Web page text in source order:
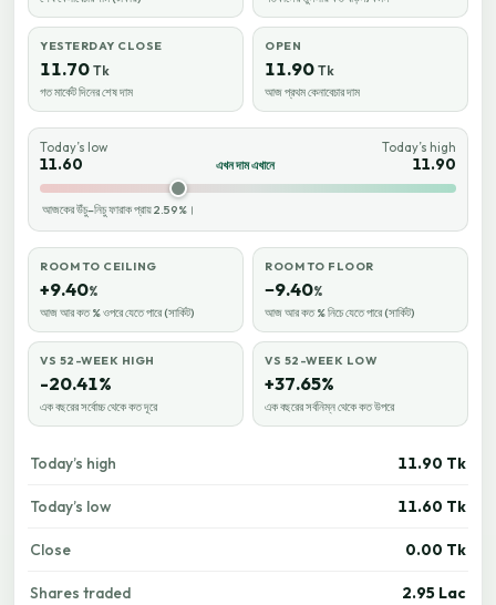
YESTERDAY CLOSE
11.70 Tk
গত মার্কেট দিনের শেষ দাম
OPEN
11.90 Tk
আজ প্রথম কেনাবেচার দাম
Today’s low
11.60 এখন দাম এখানে
Today’s high
11.90
আজকের উঁচু–নিচু ফারাক প্রায় 2.59%।
ROOM TO CEILING
+9.40%
আজ আর কত % ওপরে যেতে পারে (সার্কিট)
ROOM TO FLOOR
−9.40%
আজ আর কত % নিচে যেতে পারে (সার্কিট)
VS 52-WEEK HIGH
-20.41%
এক বছরের সর্বোচ্চ থেকে কত দূরে
VS 52-WEEK LOW
+37.65%
এক বছরের সর্বনিম্ন থেকে কত উপরে
Today’s high 11.90 Tk
Today’s low 11.60 Tk
Close 0.00 Tk
Shares traded 2.95 Lac